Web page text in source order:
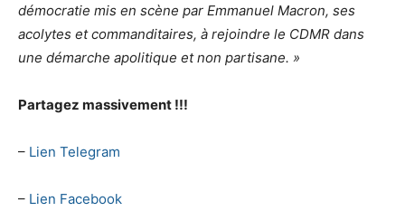
démocratie mis en scène par Emmanuel Macron, ses
acolytes et commanditaires, à rejoindre le CDMR dans
une démarche apolitique et non partisane. »
Partagez massivement !!!
– Lien Telegram
– Lien Facebook